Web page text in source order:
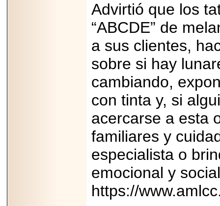
Advirtió que los
“ABCDE” de
a sus clientes,
sobre si hay
cambiando,
con tinta y, si
acercarse a esta
familiares y
especialista o
emocional y
https://